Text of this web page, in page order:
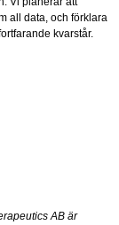
all data, och förklara
kvarstår.
AB är